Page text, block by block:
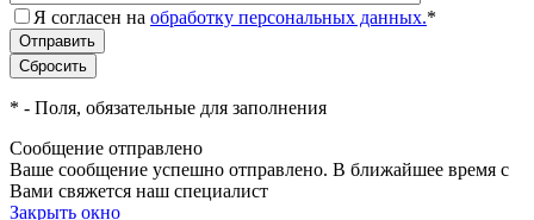
Я согласен на обработку персональных данных.*
* - Поля, обязательные для заполнения
Сообщение отправлено
Ваше сообщение успешно отправлено. В ближайшее время с
Вами свяжется наш специалист
Закрыть окно